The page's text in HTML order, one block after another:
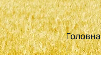
Головна